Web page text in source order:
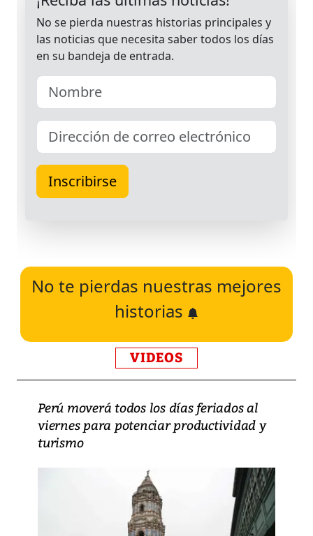
No te pierdas nuestras mejores
historias
VIDEOS
Perú moverá todos los días feriados al
viernes para potenciar productividad y
turismo